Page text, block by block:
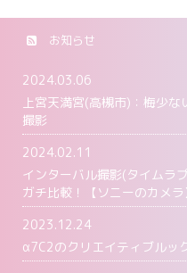
お知らせ
2024.03.06
上宮天満宮(高槻市)：梅少
撮影
2024.02.11
インターバル撮影(タイムラ
ガチ比較！【ソニーのカメラ
2023.12.24
α7C2のクリエイティブルッ